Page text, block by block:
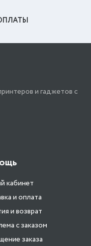
и гаджетов с
кабинет
и оплата
и возврат
с заказом
заказа